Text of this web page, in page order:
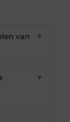
van
▼
▼